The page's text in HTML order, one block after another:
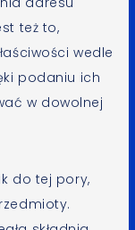
też to,
wedle
podaniu ich
w dowolnej
do tej pory,